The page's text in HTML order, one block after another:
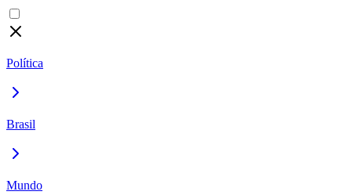
Política
Brasil
Mundo